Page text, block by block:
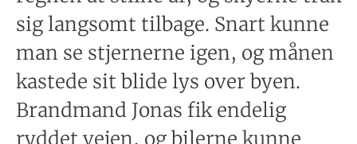
sig langsomt tilbage. Snart kunne
man se stjernerne igen, og månen
kastede sit blide lys over byen.
Brandmand Jonas fik endelig
ryddet vejen, og bilerne kunne